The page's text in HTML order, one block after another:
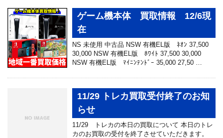
ゲーム機本体 買取情報 12/6現
在
NS 未使用 中古品 NSW 有機EL版 ﾈｵﾝ 37,500
30,000 NSW 有機EL版 ﾎﾜｲﾄ 37,500 30,000
NSW 有機EL版 ﾏｲﾆﾝﾃﾝﾄﾞｰ 35,000 27,50 …
11/29 トレカ買取受付終了のお知
らせ
11/29 トレカの本日の買取について 本日のトレ
カのお買取の受付を終了させていただきます。